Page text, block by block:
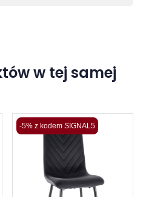
w tej samej
-5% z kodem SIGNAL5